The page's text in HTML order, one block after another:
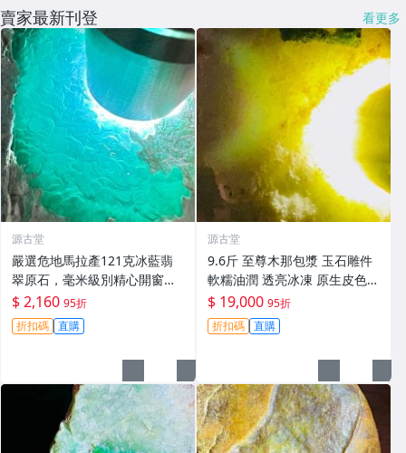
賣家最新刊登 看更多
源古堂
嚴選危地馬拉產121克冰藍翡
翠原石，毫米級別精心開窗展
現天然美韻。每日晚11點截
拍，真實成交見證。冰裂翡翠
原石 危地馬拉
$ 2,160 95折
折扣碼 直購
源古堂
9.6斤 至尊木那包漿 玉石雕件
軟糯油潤 透亮冰凍 原生皮色
手工美專名貴石頭 正規嚴選 冬
季推薦 翡翠 A貨 翡翠玉
$ 19,000 95折
折扣碼 直購